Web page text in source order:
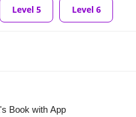
Level 5 Level 6
Book with App